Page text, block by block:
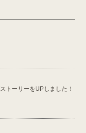
トーリーをUPしました！